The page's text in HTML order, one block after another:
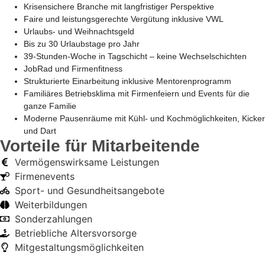
Krisensichere Branche mit langfristiger Perspektive
Faire und leistungsgerechte Vergütung inklusive VWL
Urlaubs- und Weihnachtsgeld
Bis zu 30 Urlaubstage pro Jahr
39-Stunden-Woche in Tagschicht – keine Wechselschichten
JobRad und Firmenfitness
Strukturierte Einarbeitung inklusive Mentorenprogramm
Familiäres Betriebsklima mit Firmenfeiern und Events für die
ganze Familie
Moderne Pausenräume mit Kühl- und Kochmöglichkeiten, Kicker
und Dart
Vorteile für Mitarbeitende
Vermögenswirksame Leistungen
Firmenevents
Sport- und Gesundheitsangebote
Weiterbildungen
Sonderzahlungen
Betriebliche Altersvorsorge
Mitgestaltungsmöglichkeiten